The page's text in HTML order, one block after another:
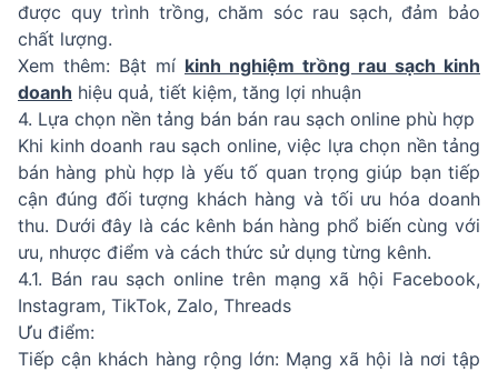
được quy trình trồng, chăm sóc rau sạch, đảm bảo
chất lượng.
Xem thêm: Bật mí kinh nghiệm trồng rau sạch kinh
doanh hiệu quả, tiết kiệm, tăng lợi nhuận
4. Lựa chọn nền tảng bán bán rau sạch online phù hợp
Khi kinh doanh rau sạch online, việc lựa chọn nền tảng
bán hàng phù hợp là yếu tố quan trọng giúp bạn tiếp
cận đúng đối tượng khách hàng và tối ưu hóa doanh
thu. Dưới đây là các kênh bán hàng phổ biến cùng với
ưu, nhược điểm và cách thức sử dụng từng kênh.
4.1. Bán rau sạch online trên mạng xã hội Facebook,
Instagram, TikTok, Zalo, Threads
Ưu điểm:
Tiếp cận khách hàng rộng lớn: Mạng xã hội là nơi tập